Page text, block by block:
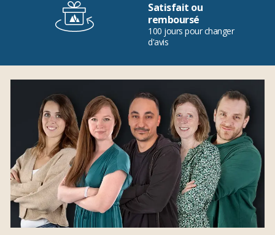
Satisfait ou
remboursé
100 jours pour changer
d'avis